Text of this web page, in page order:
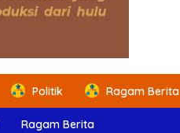
Politik Ragam Berita
Ragam Berita